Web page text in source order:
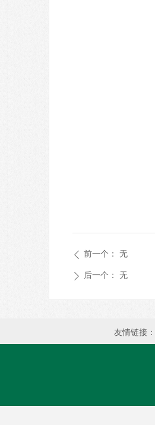
ꄴ 前一个： 无
ꄲ 后一个： 无
友情链接：
员会